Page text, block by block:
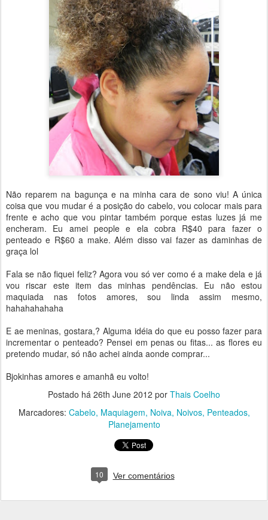
Não reparem na bagunça e na minha cara de sono viu! A única
coisa que vou mudar é a posição do cabelo, vou colocar mais para
frente e acho que vou pintar também porque estas luzes já me
encheram. Eu amei people e ela cobra R$40 para fazer o
penteado e R$60 a make. Além disso vai fazer as daminhas de
graça lol
Fala se não fiquei feliz? Agora vou só ver como é a make dela e já
vou riscar este item das minhas pendências. Eu não estou
maquiada nas fotos amores, sou linda assim mesmo,
hahahahahaha
E ae meninas, gostara,? Alguma idéia do que eu posso fazer para
incrementar o penteado? Pensei em penas ou fitas... as flores eu
pretendo mudar, só não achei ainda aonde comprar...
Bjokinhas amores e amanhã eu volto!
Postado há 26th June 2012 por Thais Coelho
Marcadores: Cabelo Maquiagem Noiva Noivos Penteados
Planejamento
10 Ver comentários